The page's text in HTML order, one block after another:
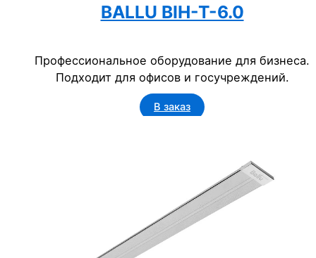
BALLU BIH-T-6.0
Профессиональное оборудование для бизнеса.
Подходит для офисов и госучреждений.
В заказ